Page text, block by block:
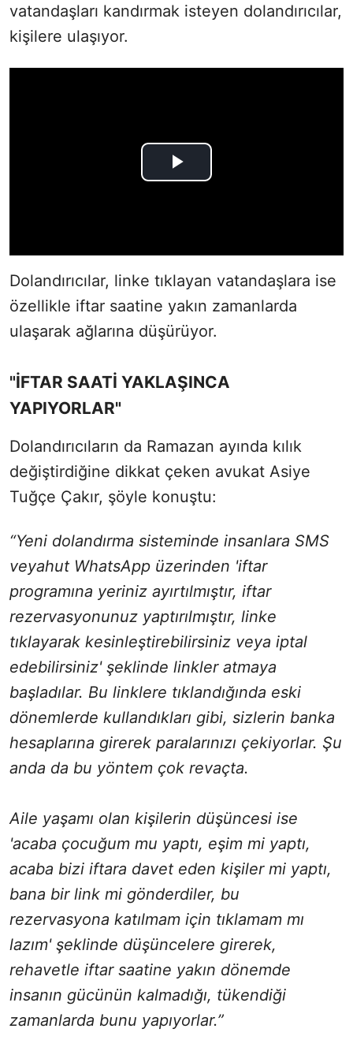
vatandaşları kandırmak isteyen dolandırıcılar,
kişilere ulaşıyor.
Dolandırıcılar, linke tıklayan vatandaşlara ise
özellikle iftar saatine yakın zamanlarda
ulaşarak ağlarına düşürüyor.
"İFTAR SAATİ YAKLAŞINCA
YAPIYORLAR"
Dolandırıcıların da Ramazan ayında kılık
değiştirdiğine dikkat çeken avukat Asiye
Tuğçe Çakır, şöyle konuştu:
“Yeni dolandırma sisteminde insanlara SMS
veyahut WhatsApp üzerinden 'iftar
programına yeriniz ayırtılmıştır, iftar
rezervasyonunuz yaptırılmıştır, linke
tıklayarak kesinleştirebilirsiniz veya iptal
edebilirsiniz' şeklinde linkler atmaya
başladılar. Bu linklere tıklandığında eski
dönemlerde kullandıkları gibi, sizlerin banka
hesaplarına girerek paralarınızı çekiyorlar. Şu
anda da bu yöntem çok revaçta.
Aile yaşamı olan kişilerin düşüncesi ise
'acaba çocuğum mu yaptı, eşim mi yaptı,
acaba bizi iftara davet eden kişiler mi yaptı,
bana bir link mi gönderdiler, bu
rezervasyona katılmam için tıklamam mı
lazım' şeklinde düşüncelere girerek,
rehavetle iftar saatine yakın dönemde
insanın gücünün kalmadığı, tükendiği
zamanlarda bunu yapıyorlar.”